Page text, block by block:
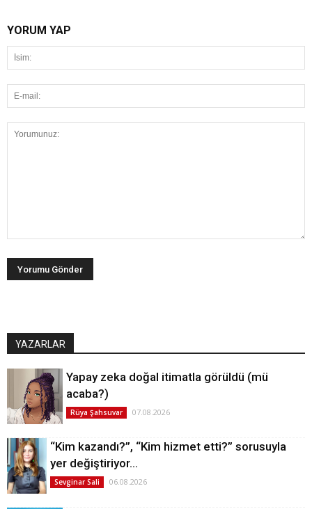
YORUM YAP
YAZARLAR
Yapay zeka doğal itimatla görüldü (mü
acaba?)
Rüya Şahsuvar 07.08.2026
“Kim kazandı?”, “Kim hizmet etti?” sorusuyla
yer değiştiriyor…
Sevginar Sali 06.08.2026